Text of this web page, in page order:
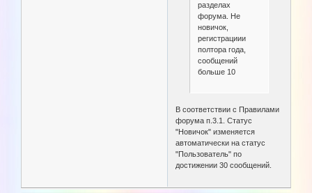
разделах
форума. Не
новичок,
регистрациии
полтора года,
сообщений
больше 10
В соответствии с Правилами
форума п.3.1. Статус
"Новичок" изменяется
автоматически на статус
"Пользователь" по
достижении 30 сообщений.